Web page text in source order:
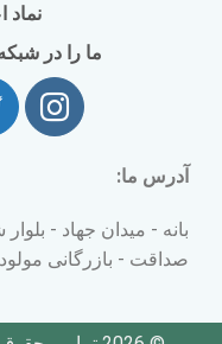
نماد
ما را در
آدرس ما:
بانه - میدان جهاد -
صداقت - بازرگانی